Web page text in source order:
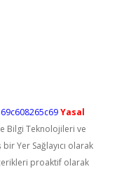
Yasal
Bilgi Teknolojileri ve
Yer Sağlayıcı olarak
proaktif olarak